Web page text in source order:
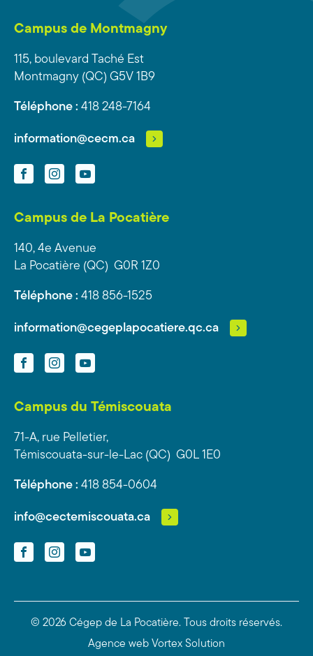
Campus de Montmagny
115, boulevard Taché Est
Montmagny (QC) G5V 1B9
Téléphone : 418 248-7164
information@cecm.ca
FacebookInstagramYouTube
Campus de La Pocatière
140, 4e Avenue
La Pocatière (QC) G0R 1Z0
Téléphone : 418 856-1525
information@cegeplapocatiere.qc.ca
FacebookInstagramYouTube
Campus du Témiscouata
71-A, rue Pelletier,
Témiscouata-sur-le-Lac (QC) G0L 1E0
Téléphone : 418 854-0604
info@cectemiscouata.ca
FacebookInstagramYouTube
© 2026 Cégep de La Pocatière.
Tous droits réservés.
Agence web Vortex Solution